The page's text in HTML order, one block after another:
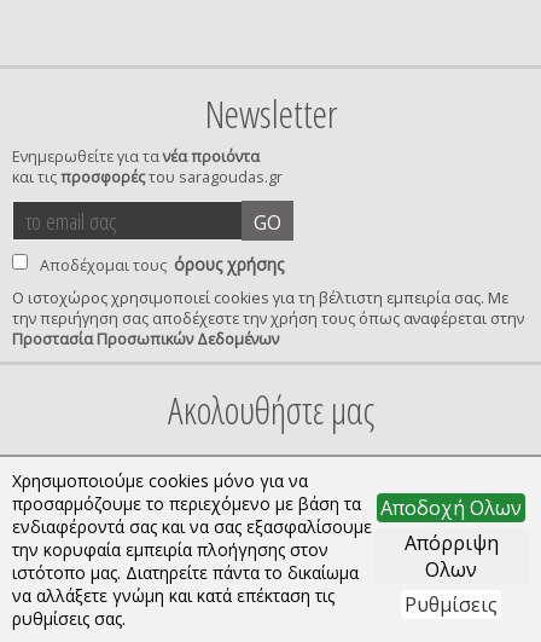
Newsletter
Ενημερωθείτε για τανέα προιόντα
και τιςπροσφορέςτου saragoudas.gr
το
email
σας
GO
Αποδέχομαι τους όρους χρήσης
Ο ιστοχώρος χρησιμοποιεί cookies για τη βέλτιστη εμπειρία σας. Με
την περιήγηση σας αποδέχεστε την χρήση τους όπως αναφέρεται στην
Προστασία Προσωπικών Δεδομένων
confirmation
Ακολουθήστε μας
Copyright © 2026 saragoudas.gr. All rights reserved.
Χρησιμοποιούμε cookies μόνο για να
προσαρμόζουμε το περιεχόμενο με βάση τα
ενδιαφέροντά σας και να σας εξασφαλίσουμε
την κορυφαία εμπειρία πλοήγησης στον
ιστότοπο μας. Διατηρείτε πάντα το δικαίωμα
να αλλάξετε γνώμη και κατά επέκταση τις
ρυθμίσεις σας.
Αποδοχή Ολων
Απόρριψη
Ολων
Ρυθμίσεις